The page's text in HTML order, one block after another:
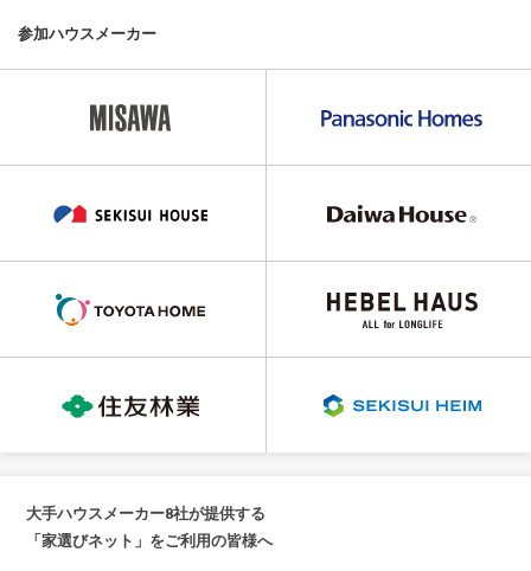
参加ハウスメーカー
大手ハウスメーカー8社が提供する
「家選びネット」をご利用の皆様へ